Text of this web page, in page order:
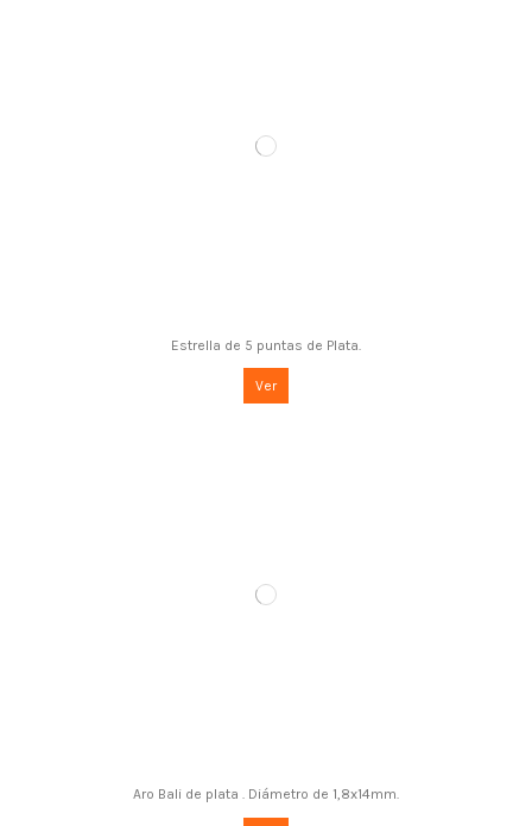
Estrella de 5 puntas de Plata.
Ver
Aro Bali de plata . Diámetro de 1,8x14mm.